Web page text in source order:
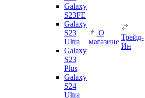
Galaxy
S23FE
Galaxy
S23
Ultra
Galaxy
S23
Plus
Galaxy
S24
Ultra
О
магазине
Трейд-
Ин